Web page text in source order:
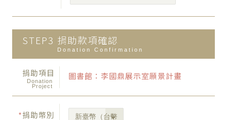
STEP3 捐助款項確認
Donation Confirmation
捐助項目
Donation
Project
圖書館：李國鼎展示室願景計畫
*捐助幣別